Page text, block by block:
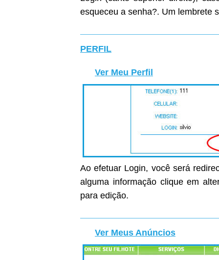
esqueceu a senha?. Um
PERFIL
Ver Meu Perfil
Ao efetuar Login, você será
alguma informação clique em
para edição.
Ver Meus Anúncios